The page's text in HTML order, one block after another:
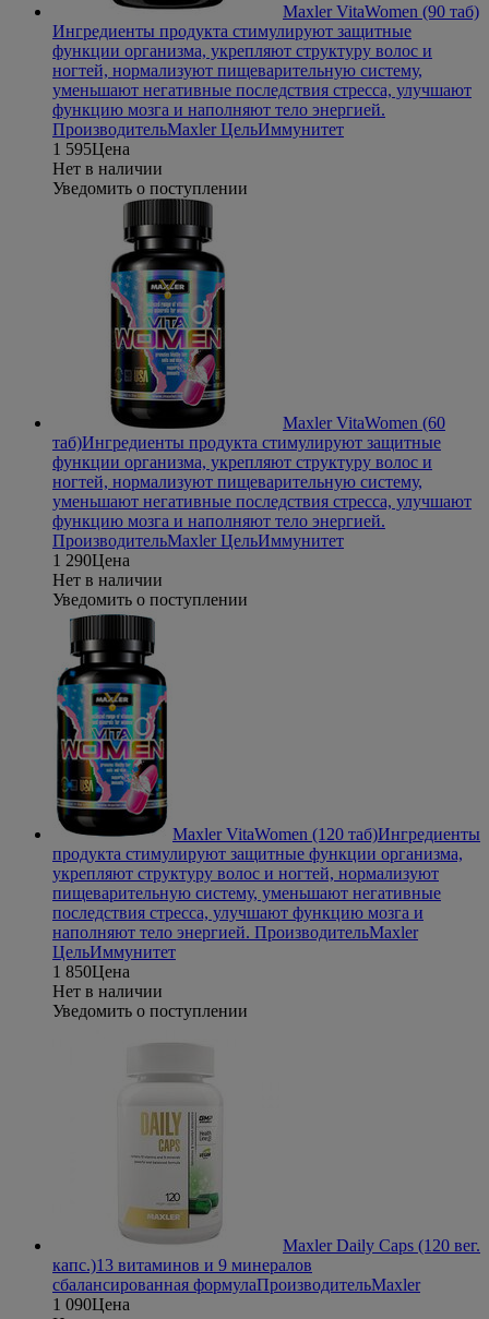
Maxler VitaWomen (90 таб)
Ингредиенты продукта стимулируют защитные
функции организма, укрепляют структуру волос и
ногтей, нормализуют пищеварительную систему,
уменьшают негативные последствия стресса, улучшают
функцию мозга и наполняют тело энергией.
ПроизводительMaxler ЦельИммунитет
1 595Цена
Нет в наличии
Уведомить о поступлении
Maxler VitaWomen (60
таб)Ингредиенты продукта стимулируют защитные
функции организма, укрепляют структуру волос и
ногтей, нормализуют пищеварительную систему,
уменьшают негативные последствия стресса, улучшают
функцию мозга и наполняют тело энергией.
ПроизводительMaxler ЦельИммунитет
1 290Цена
Нет в наличии
Уведомить о поступлении
Maxler VitaWomen (120 таб)Ингредиенты
продукта стимулируют защитные функции организма,
укрепляют структуру волос и ногтей, нормализуют
пищеварительную систему, уменьшают негативные
последствия стресса, улучшают функцию мозга и
наполняют тело энергией. ПроизводительMaxler
ЦельИммунитет
1 850Цена
Нет в наличии
Уведомить о поступлении
Maxler Daily Caps (120 вег.
капс.)13 витаминов и 9 минералов
сбалансированная формулаПроизводительMaxler
1 090Цена